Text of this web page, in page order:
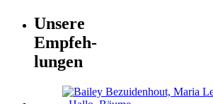
Unsere
Empfeh-
lungen